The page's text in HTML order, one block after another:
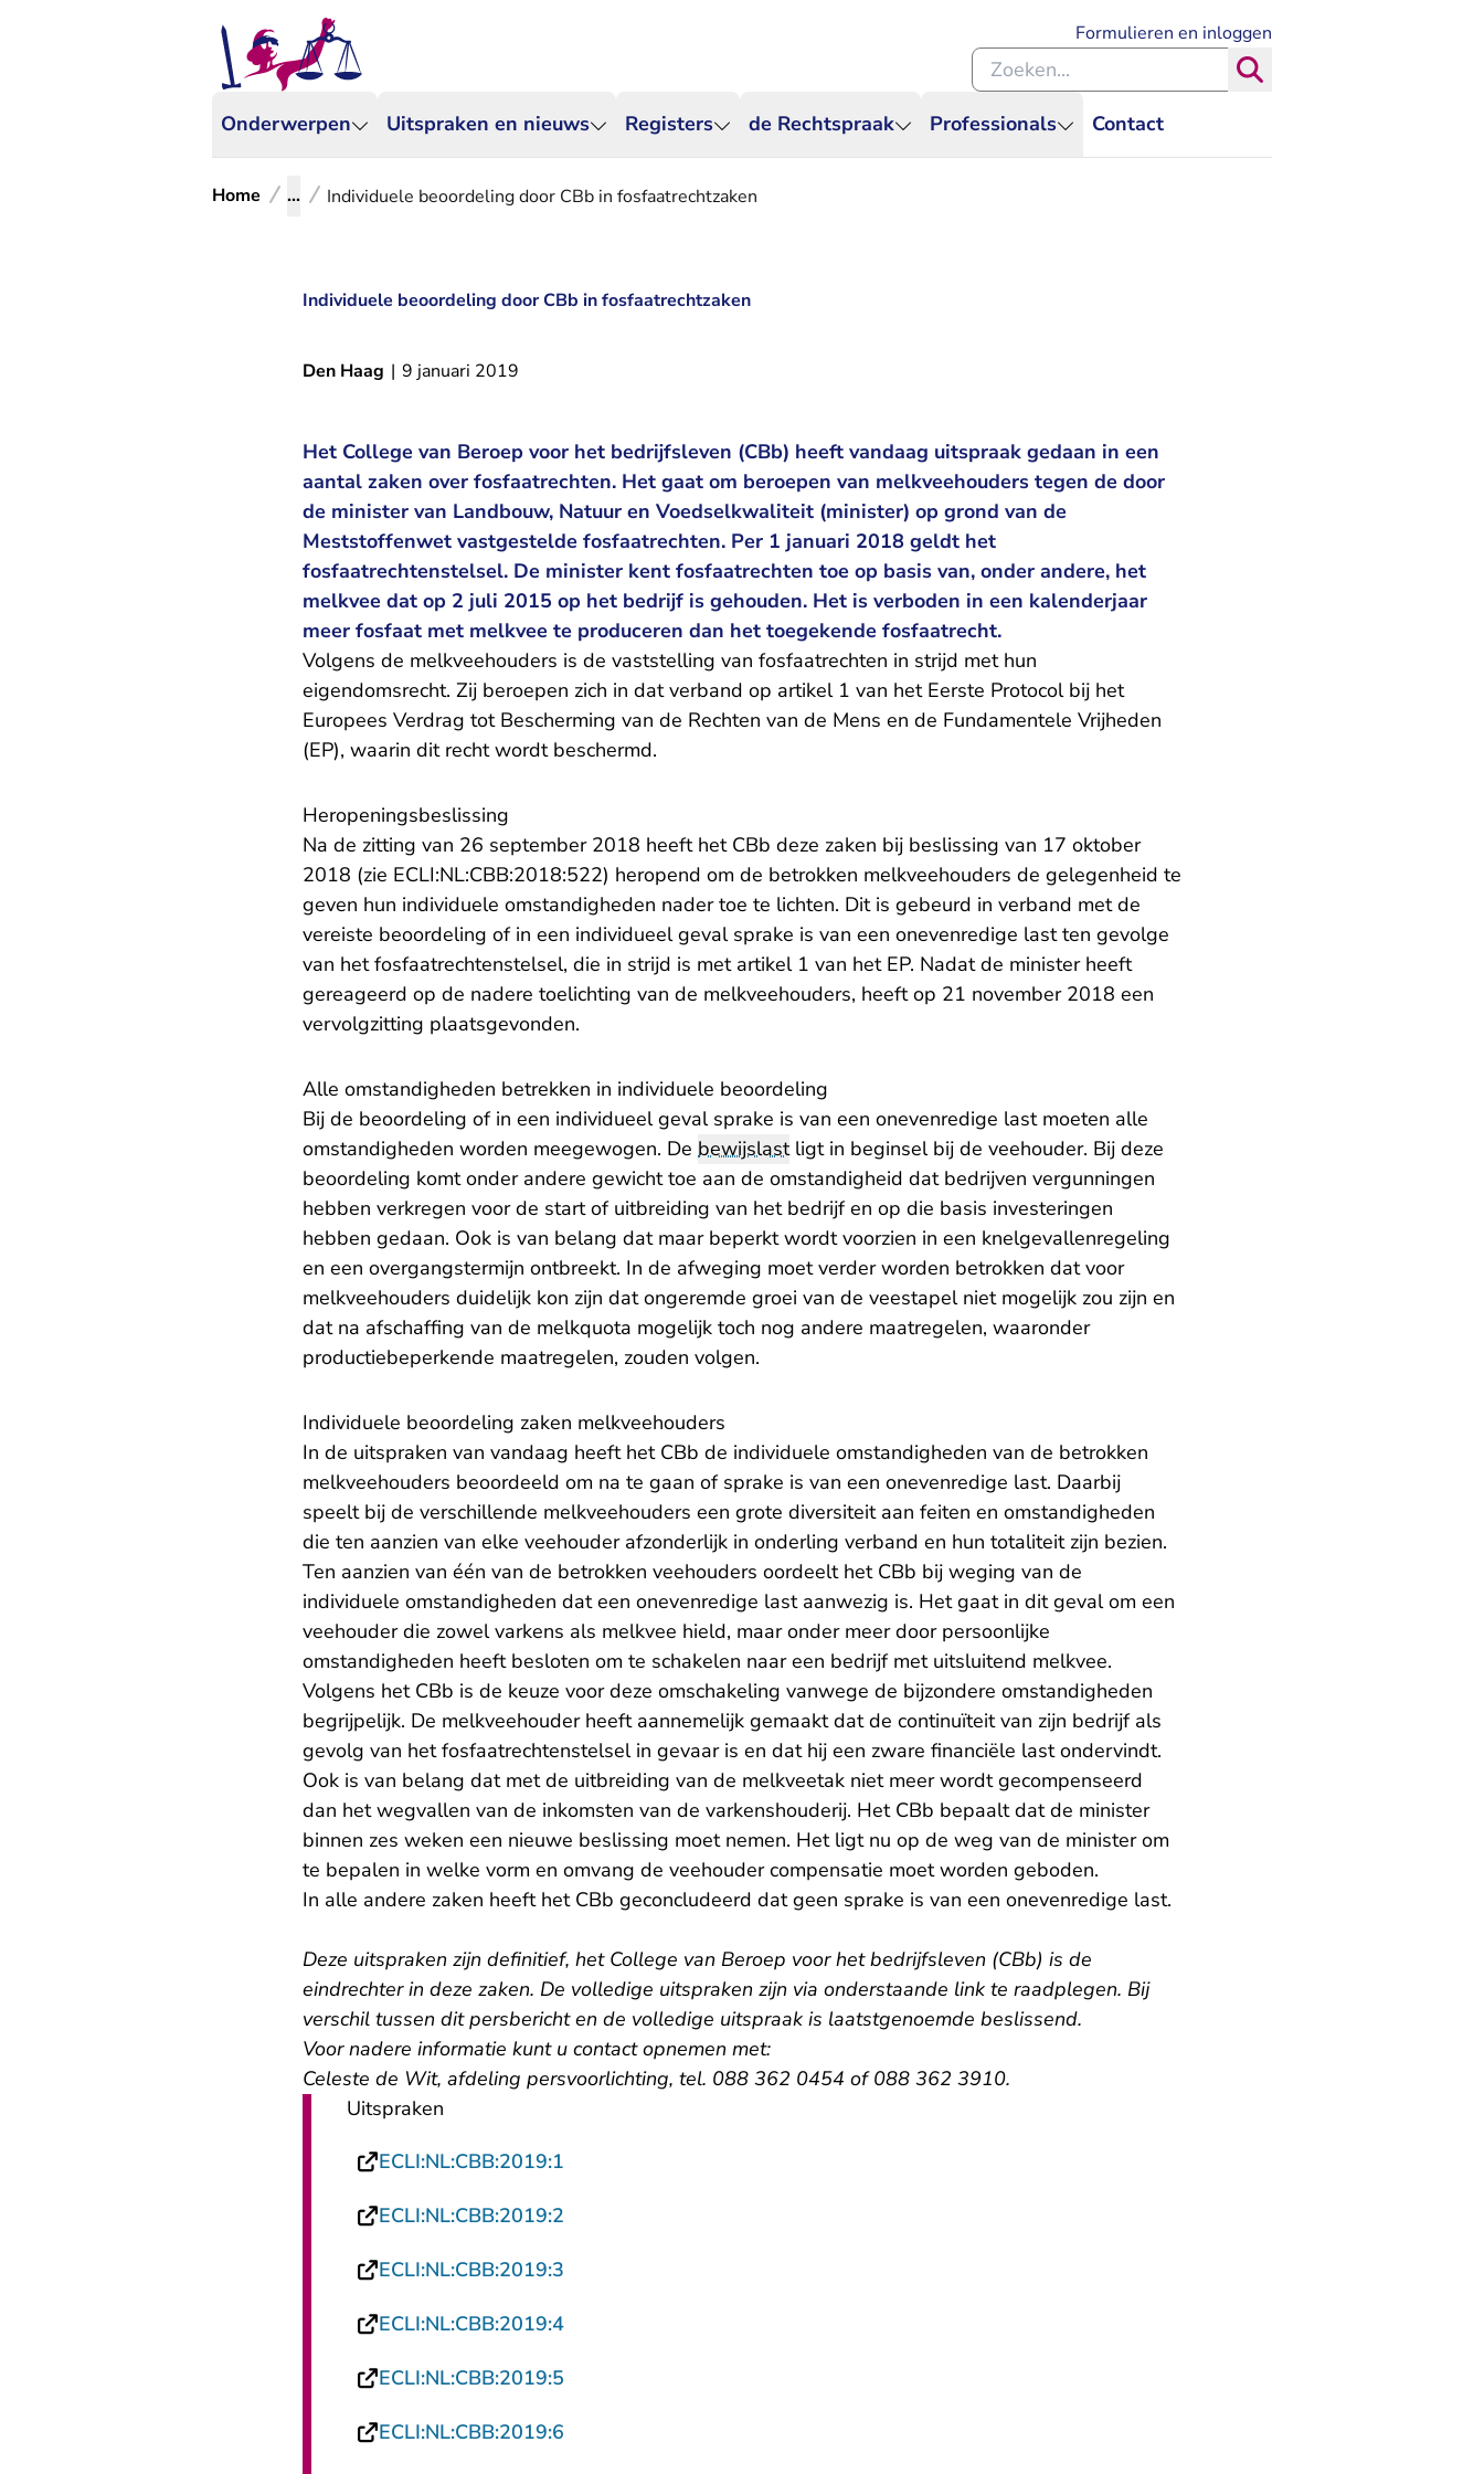
Onderwerpen Uitspraken en nieuws Registers de Rechtspraak Professionals Contact
Formulieren en inloggen
Zoeken binnen de Rechtspraak
Home ... Individuele beoordeling door CBb in fosfaatrechtzaken
Individuele beoordeling door CBb in fosfaatrechtzaken
Den Haag | 9 januari 2019
Het College van Beroep voor het bedrijfsleven (CBb) heeft vandaag uitspraak gedaan in een
aantal zaken over fosfaatrechten. Het gaat om beroepen van melkveehouders tegen de door
de minister van Landbouw, Natuur en Voedselkwaliteit (minister) op grond van de
Meststoffenwet vastgestelde fosfaatrechten. Per 1 januari 2018 geldt het
fosfaatrechtenstelsel. De minister kent fosfaatrechten toe op basis van, onder andere, het
melkvee dat op 2 juli 2015 op het bedrijf is gehouden. Het is verboden in een kalenderjaar
meer fosfaat met melkvee te produceren dan het toegekende fosfaatrecht.
Volgens de melkveehouders is de vaststelling van fosfaatrechten in strijd met hun
eigendomsrecht. Zij beroepen zich in dat verband op artikel 1 van het Eerste Protocol bij het
Europees Verdrag tot Bescherming van de Rechten van de Mens en de Fundamentele Vrijheden
(EP), waarin dit recht wordt beschermd.
Heropeningsbeslissing
Na de zitting van 26 september 2018 heeft het CBb deze zaken bij beslissing van 17 oktober
2018 (zie ECLI:NL:CBB:2018:522) heropend om de betrokken melkveehouders de gelegenheid te
geven hun individuele omstandigheden nader toe te lichten. Dit is gebeurd in verband met de
vereiste beoordeling of in een individueel geval sprake is van een onevenredige last ten gevolge
van het fosfaatrechtenstelsel, die in strijd is met artikel 1 van het EP. Nadat de minister heeft
gereageerd op de nadere toelichting van de melkveehouders, heeft op 21 november 2018 een
vervolgzitting plaatsgevonden.
Alle omstandigheden betrekken in individuele beoordeling
Bij de beoordeling of in een individueel geval sprake is van een onevenredige last moeten alle
omstandigheden worden meegewogen. De bewijslastligt in beginsel bij de veehouder. Bij deze
beoordeling komt onder andere gewicht toe aan de omstandigheid dat bedrijven vergunningen
hebben verkregen voor de start of uitbreiding van het bedrijf en op die basis investeringen
hebben gedaan. Ook is van belang dat maar beperkt wordt voorzien in een knelgevallenregeling
en een overgangstermijn ontbreekt. In de afweging moet verder worden betrokken dat voor
melkveehouders duidelijk kon zijn dat ongeremde groei van de veestapel niet mogelijk zou zijn en
dat na afschaffing van de melkquota mogelijk toch nog andere maatregelen, waaronder
productiebeperkende maatregelen, zouden volgen.
Individuele beoordeling zaken melkveehouders
In de uitspraken van vandaag heeft het CBb de individuele omstandigheden van de betrokken
melkveehouders beoordeeld om na te gaan of sprake is van een onevenredige last. Daarbij
speelt bij de verschillende melkveehouders een grote diversiteit aan feiten en omstandigheden
die ten aanzien van elke veehouder afzonderlijk in onderling verband en hun totaliteit zijn bezien.
Ten aanzien van één van de betrokken veehouders oordeelt het CBb bij weging van de
individuele omstandigheden dat een onevenredige last aanwezig is. Het gaat in dit geval om een
veehouder die zowel varkens als melkvee hield, maar onder meer door persoonlijke
omstandigheden heeft besloten om te schakelen naar een bedrijf met uitsluitend melkvee.
Volgens het CBb is de keuze voor deze omschakeling vanwege de bijzondere omstandigheden
begrijpelijk. De melkveehouder heeft aannemelijk gemaakt dat de continuïteit van zijn bedrijf als
gevolg van het fosfaatrechtenstelsel in gevaar is en dat hij een zware financiële last ondervindt.
Ook is van belang dat met de uitbreiding van de melkveetak niet meer wordt gecompenseerd
dan het wegvallen van de inkomsten van de varkenshouderij. Het CBb bepaalt dat de minister
binnen zes weken een nieuwe beslissing moet nemen. Het ligt nu op de weg van de minister om
te bepalen in welke vorm en omvang de veehouder compensatie moet worden geboden.
In alle andere zaken heeft het CBb geconcludeerd dat geen sprake is van een onevenredige last.
Deze uitspraken zijn definitief, het College van Beroep voor het bedrijfsleven (CBb) is de
eindrechter in deze zaken. De volledige uitspraken zijn via onderstaande link te raadplegen. Bij
verschil tussen dit persbericht en de volledige uitspraak is laatstgenoemde beslissend.
Voor nadere informatie kunt u contact opnemen met:
Celeste de Wit, afdeling persvoorlichting, tel. 088 362 0454 of 088 362 3910.
Uitspraken
ECLI:NL:CBB:2019:1
ECLI:NL:CBB:2019:2
ECLI:NL:CBB:2019:3
ECLI:NL:CBB:2019:4- U verlaat Rechtspraak.nl
ECLI:NL:CBB:2019:5
ECLI:NL:CBB:2019:6